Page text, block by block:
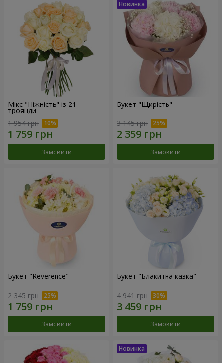
Мікс "Ніжність" із 21
троянди
1 954 грн
Замовити
Букет "Щирість"
3 145 грн
Замовити
Букет "Reverence"
2 345 грн
Замовити
Букет "Блакитна казка"
4 941 грн
Замовити